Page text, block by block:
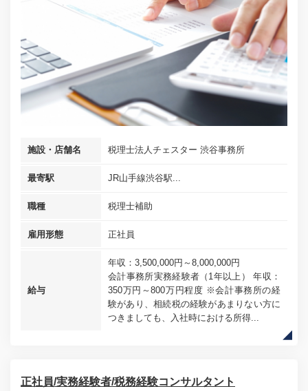
施設・店舗名 税理士法人チェスター 渋谷事務所
最寄駅 JR山手線渋谷駅...
職種 税理士補助
雇用形態 正社員
給与
年収：3,500,000円～8,000,000円
会計事務所実務経験者（1年以上） 年収：
350万円～800万円程度 ※会計事務所の経
験があり、相続税の経験があまりない方に
つきましても、入社時における所得...
正社員/実務経験者/税務経験コンサルタント